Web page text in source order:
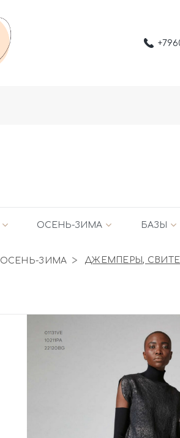
ОСЕНЬ-ЗИМА БАЗЫ
ОСЕНЬ-ЗИМА ДЖЕМПЕРЫ,